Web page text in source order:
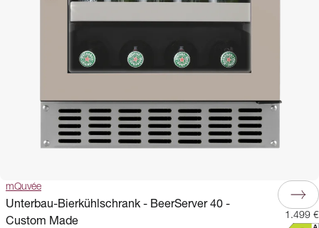
mQuvée
Unterbau-Bierkühlschrank - BeerServer 40 -
Custom Made
1.499 €